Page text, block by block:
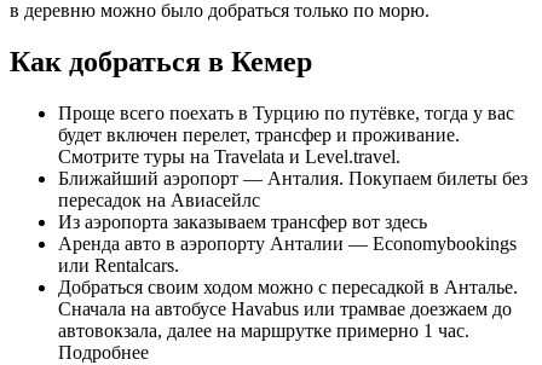
в деревню можно было добраться только по морю.
Как добраться в Кемер
Проще всего поехать в Турцию по путёвке, тогда у вас
будет включен перелет, трансфер и проживание.
Смотрите туры на Travelata и Level.travel.
Ближайший аэропорт — Анталия. Покупаем билеты без
пересадок на Авиасейлс
Из аэропорта заказываем трансфер вот здесь
Аренда авто в аэропорту Анталии — Economybookings
или Rentalcars.
Добраться своим ходом можно с пересадкой в Анталье.
Сначала на автобусе Havabus или трамвае доезжаем до
автовокзала, далее на маршрутке примерно 1 час.
Подробнее